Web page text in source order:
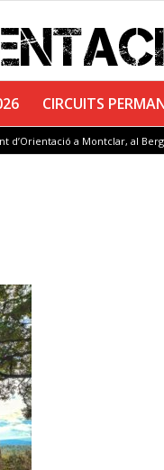
CIRCUITS
d’Orientació a Montclar, al